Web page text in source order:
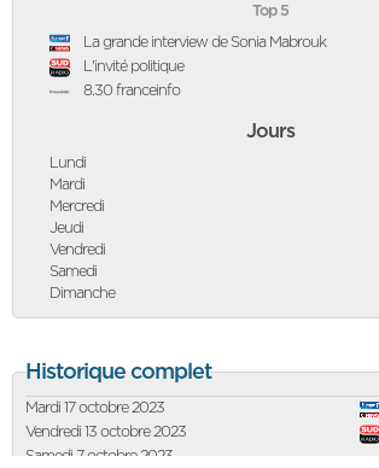
Top 5
La grande interview de Sonia Mabrouk
L'invité politique
8.30 franceinfo
Jours
Lundi
Mardi
Mercredi
Jeudi
Vendredi
Samedi
Dimanche
Historique complet
Mardi 17 octobre 2023
Vendredi 13 octobre 2023
Samedi 7 octobre 2023